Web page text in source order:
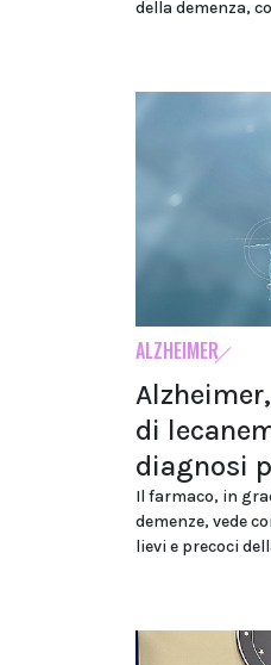
della demenza,
ALZHEIMER
di
diagnosi
Il farmaco, in
demenze, vede
lievi e precoci